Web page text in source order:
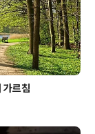
가르침